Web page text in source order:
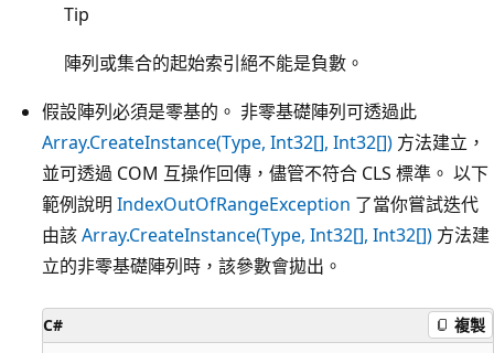
Tip
陣列或集合的起始索引絕不能是負數。
假設陣列必須是零基的。 非零基礎陣列可透過此
Array.CreateInstance(Type, Int32[], Int32[]) 方法建立，
並可透過 COM 互操作回傳，儘管不符合 CLS 標準。 以下
範例說明 IndexOutOfRangeException 了當你嘗試迭代
由該Array.CreateInstance(Type, Int32[], Int32[]) 方法建
立的非零基礎陣列時，該參數會拋出。
C# 複製